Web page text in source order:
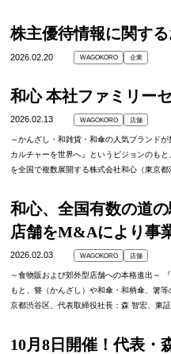
株主優待情報に関す
2026.02.20 WAGOKORO 企業
和心 本社ファミリー
2026.02.13 WAGOKORO 店舗
～かんざし・和雑貨・和傘の人気ブランド
カルチャーを世界へ』というビジョンのも
を全国で複数展開する株式会社和心（東京
和心、全国有数の道
店舗をM&Aにより事
2026.02.03 WAGOKORO 店舗
～食物販および郊外型店舗への本格進出～
もと、簪（かんざし）や和傘・和柄傘、箸
京都渋谷区、代表取締役社長：森 智宏、東
10月8日開催！代表・